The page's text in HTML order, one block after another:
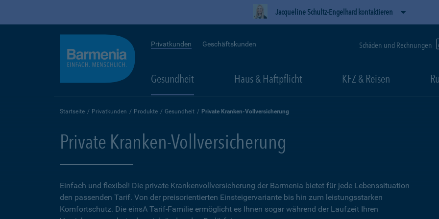
Jacqueline Schultz-Engelhard kontaktieren
Privatkunden Geschäftskunden Schäden und Rechnungen
Gesundheit Haus & Haftpflicht KFZ & Reisen
Startseite Privatkunden Produkte Gesundheit Private Kranken-Vollversicherung
Private Kranken-Vollversicherung
Einfach und flexibel! Die private Krankenvollversicherung der Barmenia bietet für jede Lebenssituation
den passenden Tarif. Von der preisorientierten Einsteigervariante bis hin zum leistungsstarken
Komfortschutz. Die einsA Tarif-Familie ermöglicht es Ihnen sogar während der Laufzeit Ihren